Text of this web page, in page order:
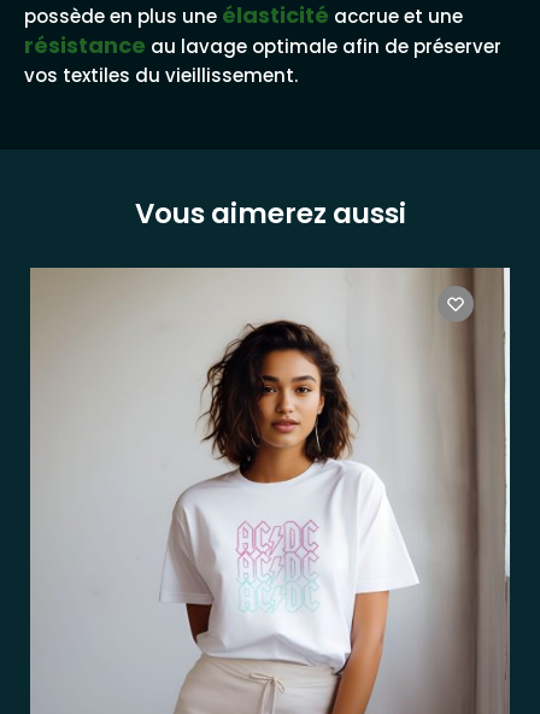
possède en plus une élasticité accrue et une
résistance au lavage optimale afin de préserver
vos textiles du vieillissement.
Vous aimerez aussi